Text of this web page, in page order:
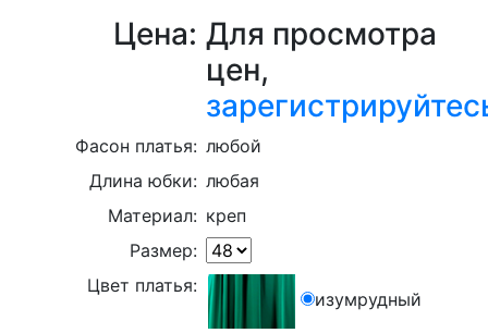
Цена: Для просмотра
цен,
Фасон платья: любой
Длина юбки: любая
Материал: креп
Размер:
Цвет платья:
изумрудный